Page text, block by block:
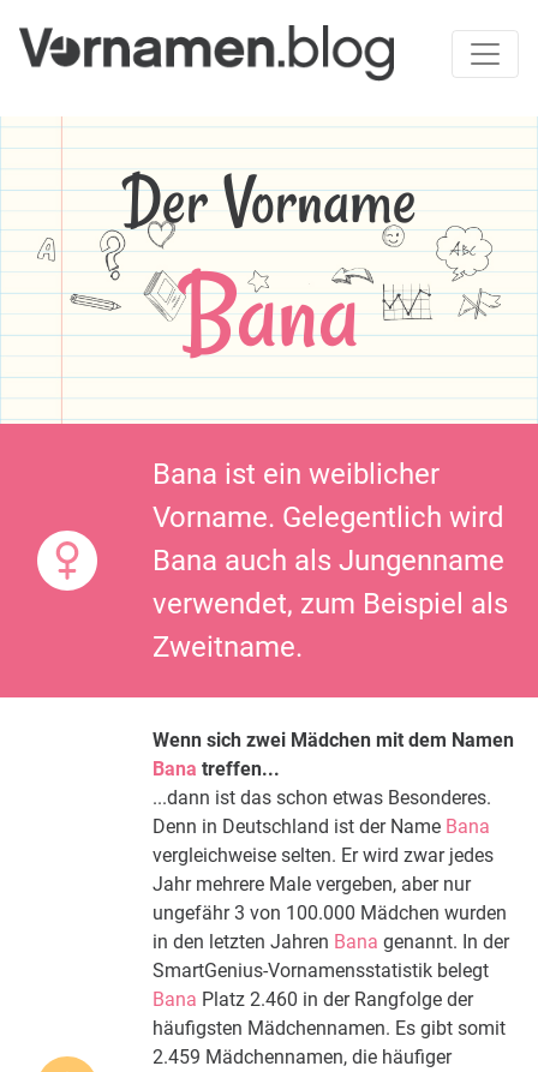
Der Vorname
Bana
Bana ist ein weiblicher
Vorname. Gelegentlich wird
Bana auch als Jungenname
verwendet, zum Beispiel als
Zweitname.
Wenn sich zwei Mädchen mit dem Namen
Bana treffen...
...dann ist das schon etwas Besonderes.
Denn in Deutschland ist der Name Bana
vergleichweise selten. Er wird zwar jedes
Jahr mehrere Male vergeben, aber nur
ungefähr 3 von 100.000 Mädchen wurden
in den letzten Jahren Bana genannt. In der
SmartGenius-Vornamensstatistik belegt
Bana Platz 2.460 in der Rangfolge der
häufigsten Mädchennamen. Es gibt somit
2.459 Mädchennamen, die häufiger